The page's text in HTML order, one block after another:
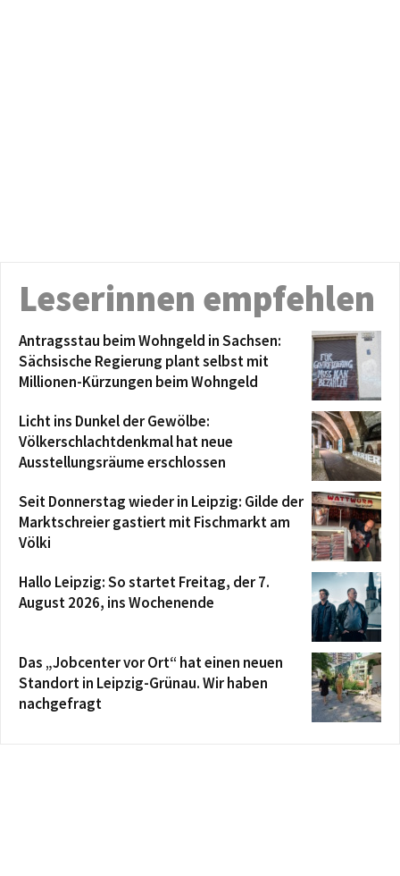
Leserinnen empfehlen
Antragsstau beim Wohngeld in Sachsen:
Sächsische Regierung plant selbst mit
Millionen-Kürzungen beim Wohngeld
Licht ins Dunkel der Gewölbe:
Völkerschlachtdenkmal hat neue
Ausstellungsräume erschlossen
Seit Donnerstag wieder in Leipzig: Gilde der
Marktschreier gastiert mit Fischmarkt am
Völki
Hallo Leipzig: So startet Freitag, der 7.
August 2026, ins Wochenende
Das „Jobcenter vor Ort“ hat einen neuen
Standort in Leipzig-Grünau. Wir haben
nachgefragt